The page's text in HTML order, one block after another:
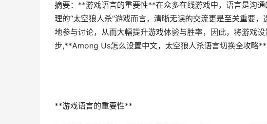
摘要：**游戏语言的重要性**在众多在线游戏中，语言是沟
理的“太空狼人杀”游戏而言，清晰无误的交流更是至关重要
地参与讨论，从而大幅提升游戏体验与胜率，因此，将游戏
步,**Among Us怎么设置中文，太空狼人杀语言切换全攻略**
**游戏语言的重要性**